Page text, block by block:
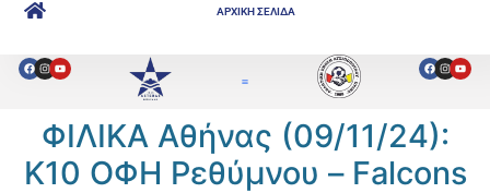
ΑΡΧΙΚΗ ΣΕΛΙΔΑ
ΦΙΛΙΚΑ Αθήνας (09/11/24):
Κ10 ΟΦΗ Ρεθύμνου – Falcons